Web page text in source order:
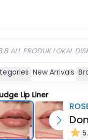
New Arrivals
Lip Liner